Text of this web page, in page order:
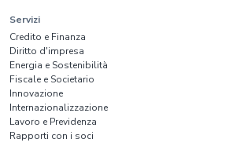
Servizi
Credito e Finanza
Diritto d'impresa
Energia e Sostenibilità
Fiscale e Societario
Innovazione
Internazionalizzazione
Lavoro e Previdenza
Rapporti con i soci